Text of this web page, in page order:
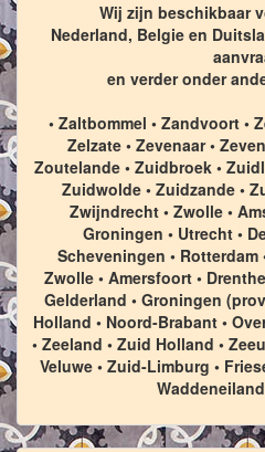
Wij zijn beschikbaar
Nederland, Belgie en
en verder onder
• Zaltbommel • Zandvoort •
Zelzate • Zevenaar •
Zoutelande • Zuidbroek •
Zuidwolde • Zuidzande •
Zwijndrecht • Zwolle •
Groningen • Utrecht •
Scheveningen • Rotterdam
Zwolle • Amersfoort •
Gelderland • Groningen
Holland • Noord-Brabant •
• Zeeland • Zuid Holland •
Veluwe • Zuid-Limburg •